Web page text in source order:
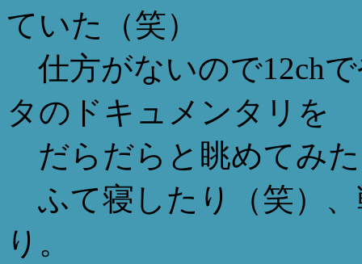
ていた（笑）
仕方がないので12ch
タのドキュメンタリを
だらだらと眺めてみ
ふて寝したり（笑）
り。